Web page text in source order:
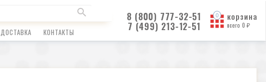
ДОСТАВКА КОНТАКТЫ
8 (800) 777-32-51
7 (499) 213-12-51
корзина
всего 0₽